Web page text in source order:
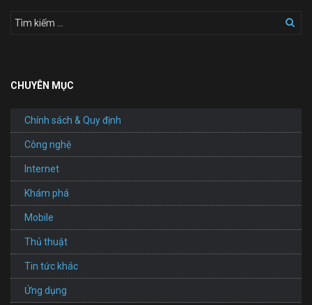
CHUYÊN MỤC
Chính sách & Quy định
Công nghệ
Internet
Khám phá
Mobile
Thủ thuật
Tin tức khác
Ứng dụng